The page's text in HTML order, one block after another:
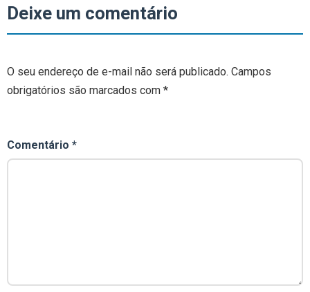
Deixe um comentário
O seu endereço de e-mail não será publicado. Campos
obrigatórios são marcados com *
Comentário *